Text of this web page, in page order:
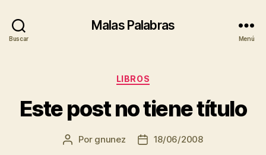
Buscar
Malas Palabras
Menú
Categorías
LIBROS
Este post no tiene título
Autor
Por gnunez
Fecha18/06/2008